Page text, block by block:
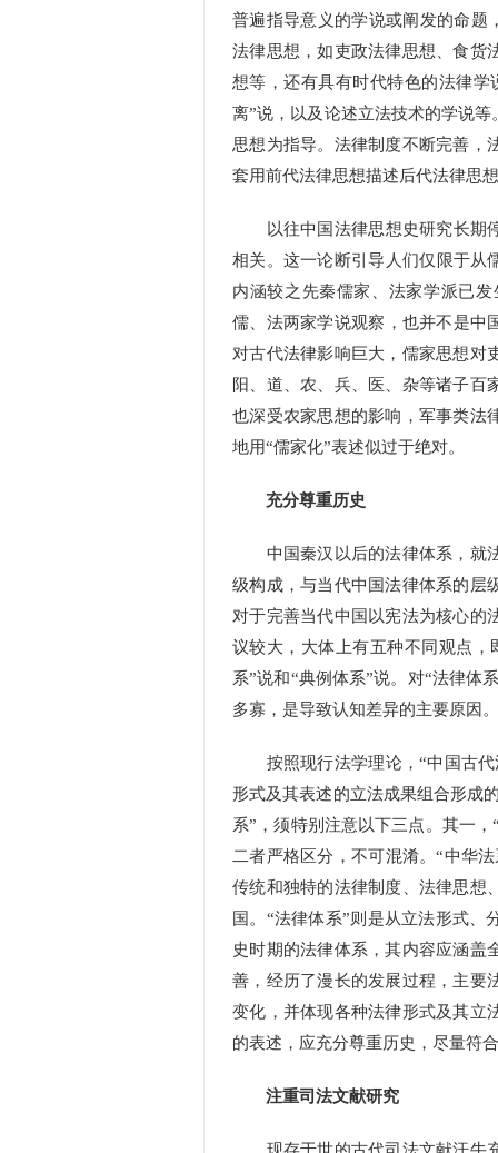
普遍指导意义的学说或阐发的命题
法律思想，如吏政法律思想、食货
想等，还有具有时代特色的法律学
离”说，以及论述立法技术的学说
思想为指导。法律制度不断完善，
套用前代法律思想描述后代法律思
以往中国法律思想史研究长期停
相关。这一论断引导人们仅限于从
内涵较之先秦儒家、法家学派已
儒、法两家学说观察，也并不是中
对古代法律影响巨大，儒家思想对
阳、道、农、兵、医、杂等诸子百
也深受农家思想的影响，军事类法
地用“儒家化”表述似过于绝对。
充分尊重历史
中国秦汉以后的法律体系，就法
级构成，与当代中国法律体系的层
对于完善当代中国以宪法为核心的
议较大，大体上有五种不同观点，
系”说和“典例体系”说。对“法律体
多寡，是导致认知差异的主要原因。
按照现行法学理论，“中国古代
形式及其表述的立法成果组合形成
系”，须特别注意以下三点。其一
二者严格区分，不可混淆。“中华
传统和独特的法律制度、法律思想
国。“法律体系”则是从立法形式
史时期的法律体系，其内容应涵盖
善，经历了漫长的发展过程，主要
变化，并体现各种法律形式及其立
的表述，应充分尊重历史，尽量符
注重司法文献研究